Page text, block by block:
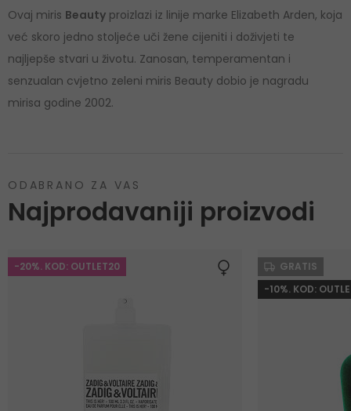
Ovaj miris Beauty proizlazi iz linije marke Elizabeth Arden, koja
već skoro jedno stoljeće uči žene cijeniti i doživjeti te
najljepše stvari u životu. Zanosan, temperamentan i
senzualan cvjetno zeleni miris Beauty dobio je nagradu
mirisa godine 2002.
ODABRANO ZA VAS
Najprodavaniji proizvodi
-20%. KOD: OUTLET20
GRATIS
-10%. KOD: